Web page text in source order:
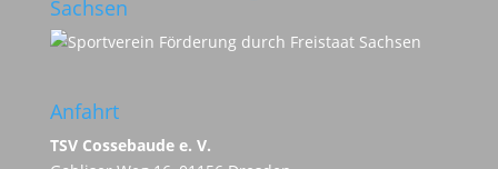
Sachsen
Anfahrt
TSV Cossebaude e. V.